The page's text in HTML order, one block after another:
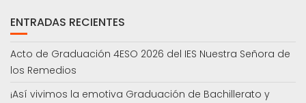
ENTRADAS RECIENTES
Acto de Graduación 4ESO 2026 del IES Nuestra Señora de
los Remedios
¡Así vivimos la emotiva Graduación de Bachillerato y